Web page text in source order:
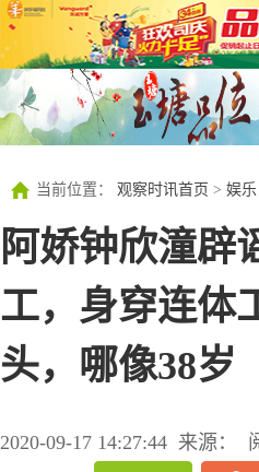
当前位置： 观察时讯首页 > 娱乐
阿娇钟欣潼辟
工，身穿连体
头，哪像38岁
2020-09-17 14:27:44 来源：